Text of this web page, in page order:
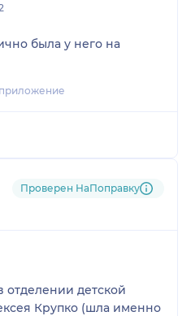
была у него на
Проверен НаПоправку
отделении детской
Крупко (шла именно